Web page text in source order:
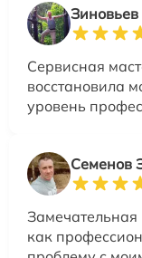
Сервисная
восстановила
уровень
Семенов
как